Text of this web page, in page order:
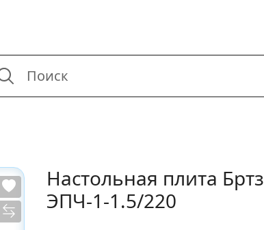
Настольная плита Бртз
ЭПЧ-1-1.5/220